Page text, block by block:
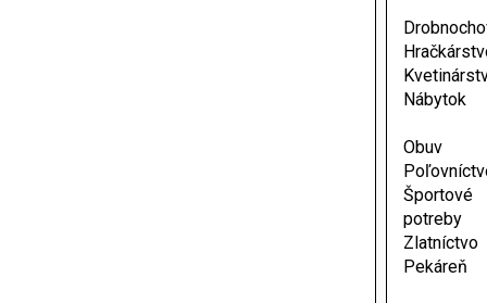
Nábytok
Obuv
Športové
potreby
Zlatníctvo
Pekáreň